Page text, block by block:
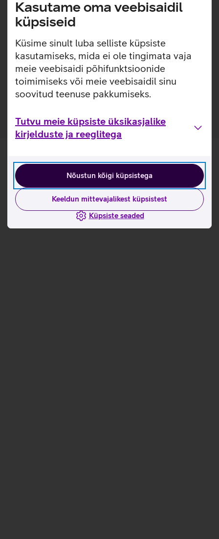
Kasutame oma veebisaidil
küpsiseid
Küsime sinult luba selliste küpsiste
kasutamiseks, mida ei ole tingimata vaja
meie veebisaidi põhifunktsioonide
toimimiseks või meie veebisaidil sinu
soovitud teenuse pakkumiseks.
Tutvu meie küpsiste üksikasjalike
kirjelduste ja reeglitega
Nõustun kõigi küpsistega
Keeldun mittevajalikest küpsistest
Küpsiste seaded
Õhuke, kerge ja lihtsasti kinnitatav ümbris, millel on
sisseehitatud MagSafe magnetid, mis muudavad ümbrise
kinnitamise ja eemaldamise väga lihtsaks. Ümbrisega on
võimalik kasutada Qi või MagSafe juhtmevaba laadimist
ilma seda eemaldamata. Lisaks saab ümbrise tagaküljele
mugavalt kinnitada ka rahatasku. Ümbris on mikrofiiber
sisuga, tagamaks telefonile kaitse mikrokriimustuste eest
juhuks, kui tolm ja mustus satuvad telefoni ja ümbrise
vahele.